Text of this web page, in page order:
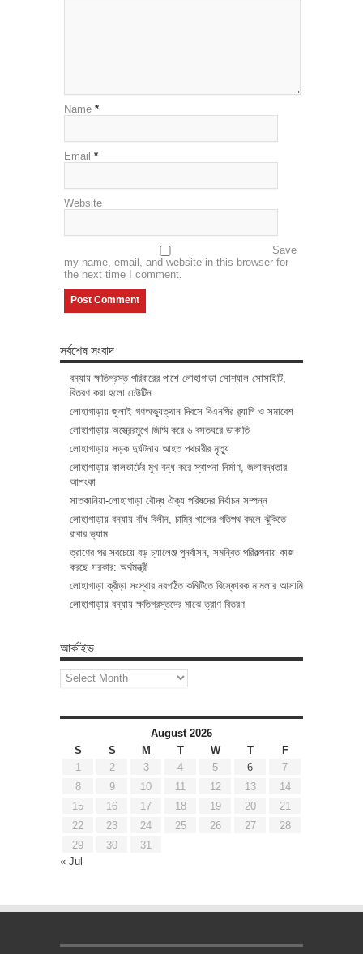
Name *
Email *
Website
Save
my name, email, and website in this browser for
the next time I comment.
সর্বশেষ সংবাদ
বন্যায় ক্ষতিগ্রস্ত পরিবারের পাশে লোহাগাড়া সোশ্যাল সোসাইটি,
বিতরণ করা হলো ঢেউটিন
লোহাগাড়ায় জুলাই গণঅভ্যুত্থান দিবসে বিএনপির র‌্যালি ও সমাবেশ
লোহাগাড়ায় অস্ত্রেরমুখে জিম্মি করে ৬ বসতঘরে ডাকাতি
লোহাগাড়ায় সড়ক দুর্ঘটনায় আহত পথচারীর মৃত্যু
লোহাগাড়ায় কালভার্টের মুখ বন্ধ করে স্থাপনা নির্মাণ, জলাবদ্ধতার
আশংকা
সাতকানিয়া-লোহাগাড়া বৌদ্ধ ঐক্য পরিষদের নির্বাচন সম্পন্ন
লোহাগাড়ায় বন্যায় বাঁধ বিলীন, চাম্বি খালের গতিপথ বদলে ঝুঁকিতে
রাবার ড্যাম
ত্রাণের পর সবচেয়ে বড় চ্যালেঞ্জ পুনর্বাসন, সমন্বিত পরিকল্পনায় কাজ
করছে সরকার: অর্থমন্ত্রী
লোহাগাড়া ক্রীড়া সংস্থার নবগঠিত কমিটিতে বিস্ফোরক মামলার আসামি
লোহাগাড়ায় বন্যায় ক্ষতিগ্রস্তদের মাঝে ত্রাণ বিতরণ
আর্কাইভ
আর্কাইভ
August 2026
S
S M T W T
F
1
2 3 4 5 6
7
8
9 10 11 12 13
14
15
16 17 18 19 20
21
22
23 24 25 26 27
28
29
30
31
« Jul